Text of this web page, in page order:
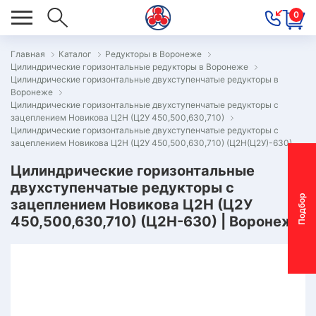
0
П
о
д
б
о
р
м
о
т
о
р
-
р
е
д
у
к
т
о
р
Главная Каталог
Редукторы в Воронеже
Цилиндрические горизонтальные редукторы в Воронеже
Цилиндрические горизонтальные двухступенчатые редукторы в
Воронеже
Цилиндрические горизонтальные двухступенчатые редукторы с
зацеплением Новикова Ц2Н (Ц2У 450,500,630,710)
Цилиндрические горизонтальные двухступенчатые редукторы с
зацеплением Новикова Ц2Н (Ц2У 450,500,630,710) (Ц2Н(Ц2У)-630)
Цилиндрические горизонтальные
двухступенчатые редукторы с
зацеплением Новикова Ц2Н (Ц2У
450,500,630,710) (Ц2Н-630) | Воронеж